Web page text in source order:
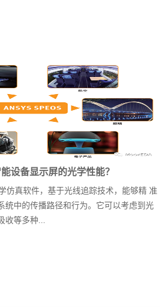
设备显示屏的光学性能？
仿真软件，基于光线追踪技术，能够精 准
统中的传播路径和行为。它可以考虑到光
等多种...